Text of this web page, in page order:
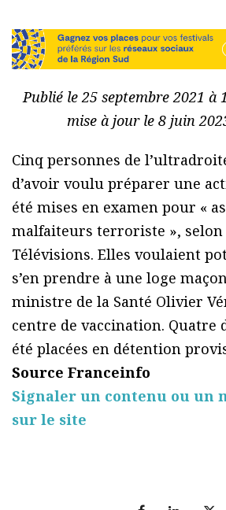
Publié le 25 septembre 2021 à
mise à jour le 8 juin
Cinq personnes de
d’avoir voulu préparer une
été mises en examen pour «
malfaiteurs terroriste », selon
Télévisions. Elles voulaient
s’en prendre à une loge
ministre de la Santé Olivier
centre de vaccination. Quatre
été placées en détention
Source Franceinfo
Signaler un contenu ou un
sur le site